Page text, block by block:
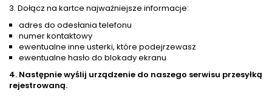
3. Dołącz na kartce najważniejsze informacje:
adres do odesłania telefonu
numer kontaktowy
ewentualne inne usterki, które podejrzewasz
ewentualne hasło do blokady ekranu
4. Następnie wyślij urządzenie do naszego serwisu przesyłką
rejestrowaną.